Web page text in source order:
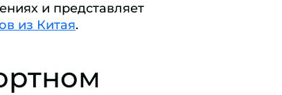
и представляет
из Китая.